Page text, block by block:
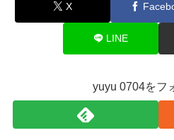
X
LINE
yuyu 0704をフ